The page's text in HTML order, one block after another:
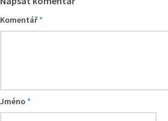
Komentář*
Jméno*